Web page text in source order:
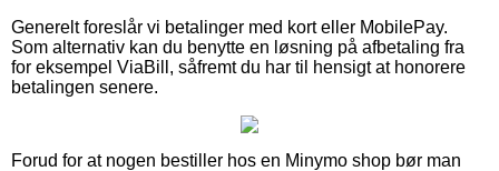
Generelt foreslår vi betalinger med kort eller MobilePay.
Som alternativ kan du benytte en løsning på afbetaling fra
for eksempel ViaBill, såfremt du har til hensigt at honorere
betalingen senere.
Forud for at nogen bestiller hos en Minymo shop bør man